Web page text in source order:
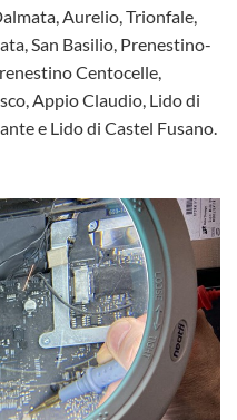
Aurelio, Trionfale,
San Basilio, Prenestino-
Centocelle,
Appio Claudio, Lido di
e Lido di Castel Fusano.